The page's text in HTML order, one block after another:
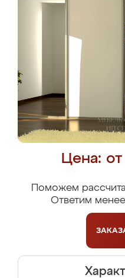
Цена:
Поможем
Ответим